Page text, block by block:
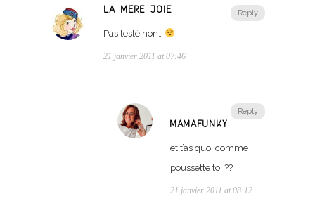
Reply
LA MÈRE JOIE
Pas testé,non…
21 janvier 2011 at 07:46
Reply
MAMAFUNKY
et t’as quoi comme
poussette toi ??
21 janvier 2011 at 08:12